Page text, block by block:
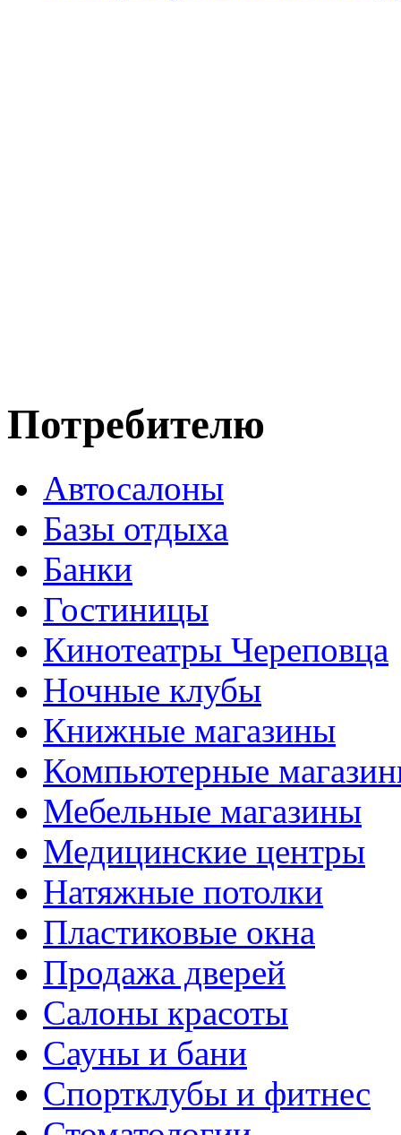
Потребителю
Автосалоны
Базы отдыха
Банки
Гостиницы
Кинотеатры Череповца
Ночные клубы
Книжные магазины
Компьютерные
Мебельные магазины
Медицинские центры
Натяжные потолки
Пластиковые окна
Продажа дверей
Салоны красоты
Сауны и бани
Спортклубы и фитнес